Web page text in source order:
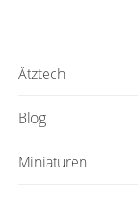
Ätztech
Blog
Miniaturen